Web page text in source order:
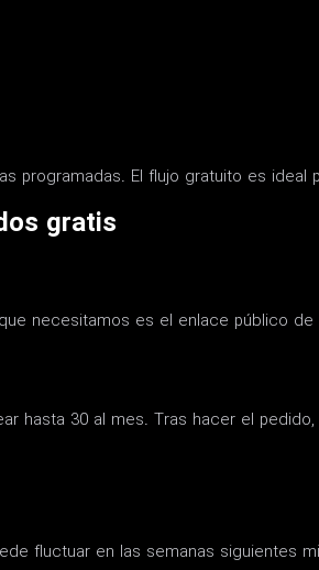
programadas. El flujo gratuito es ideal
gratis
necesitamos es el enlace público
hasta 30 al mes. Tras hacer el
fluctuar en las semanas siguientes